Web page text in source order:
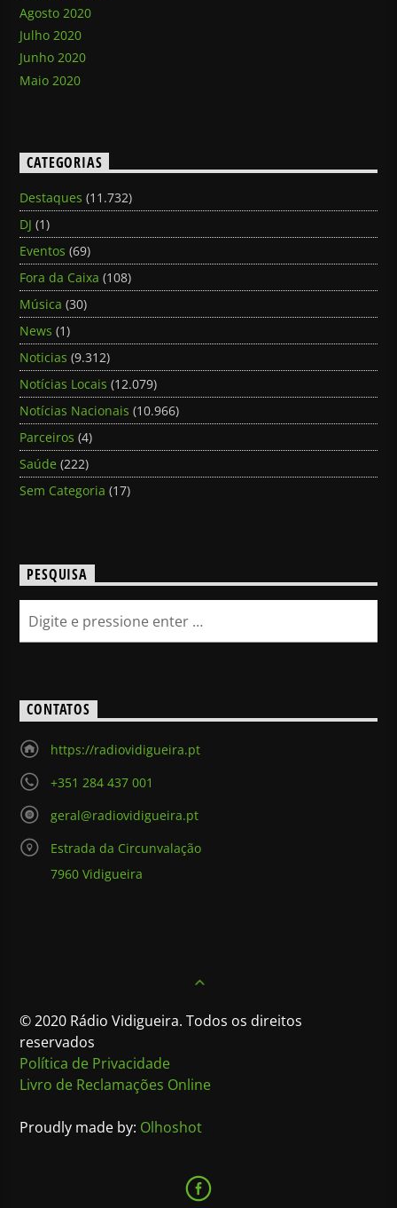
Agosto 2020
Julho 2020
Junho 2020
Maio 2020
CATEGORIAS
Destaques (11.732)
DJ (1)
Eventos (69)
Fora da Caixa (108)
Música (30)
News (1)
Noticias (9.312)
Notícias Locais (12.079)
Notícias Nacionais (10.966)
Parceiros (4)
Saúde (222)
Sem Categoria (17)
PESQUISA
CONTATOS
https://radiovidigueira.pt
+351 284 437 001
geral@radiovidigueira.pt
Estrada da Circunvalação
7960 Vidigueira
© 2020 Rádio Vidigueira. Todos os direitos
reservados
Política de Privacidade
Livro de Reclamações Online
Proudly made by: Olhoshot